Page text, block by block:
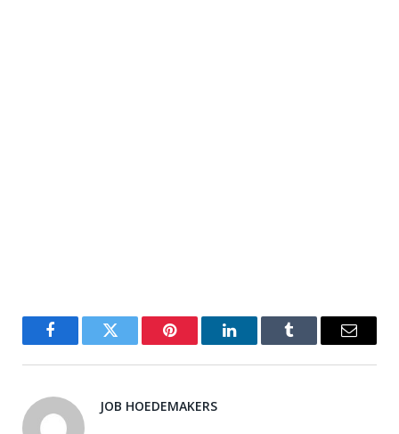
FacebookTwitter Pinterest LinkedInTumblr Email
JOB HOEDEMAKERS